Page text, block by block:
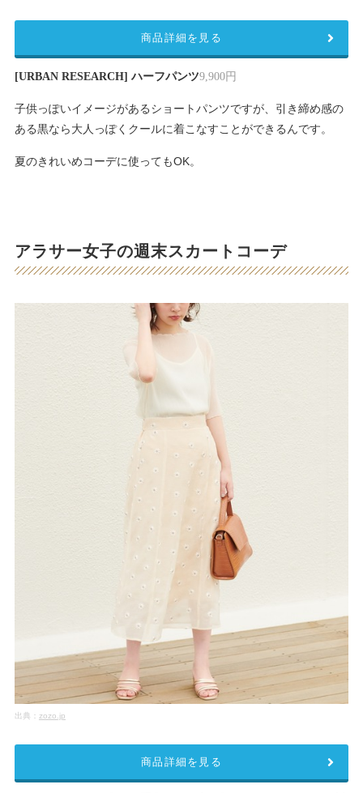
[URBAN RESEARCH] ハーフパンツ9,900円
子供っぽいイメージがあるショートパンツですが、引き締め感の
ある黒なら大人っぽくクールに着こなすことができるんです。
夏のきれいめコーデに使ってもOK。
商品詳細を見る
アラサー女子の週末スカートコーデ
出典： zozo.jp
商品詳細を見る